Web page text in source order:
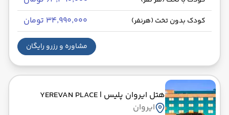
کودک بدون تخت (هرنفر) ۳۴٬۹۹۰٬۰۰۰ تومان
مشاوره و رزرو رایگان
هتل ایروان پلیس | YEREVAN PLACE
ایروان